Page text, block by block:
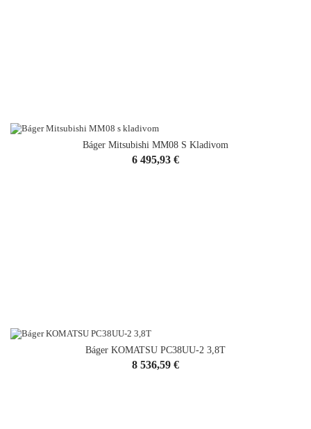
Báger Mitsubishi MM08 S Kladivom
Cena
6 495,93 €
Báger KOMATSU PC38UU-2 3,8T
Cena
8 536,59 €